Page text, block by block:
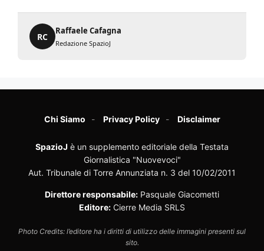
RC
Raffaele Cafagna
Redazione SpazioJ
Chi Siamo Privacy Policy Disclaimer
SpazioJ è un supplemento editoriale della Testata
Giornalistica "Nuovevoci"
Aut. Tribunale di Torre Annunziata n. 3 del 10/02/2011
Direttore responsabile: Pasquale Giacometti
Editore: Cierre Media SRLS
Photo Credits: l’editore ha i diritti di utilizzo delle immagini presenti sul
sito.